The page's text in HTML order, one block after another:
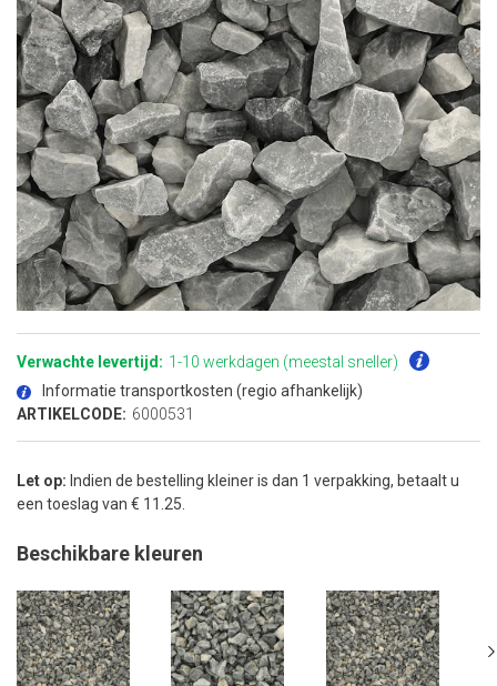
naar
begin
de
afbeeldingen-
Verwachte levertijd: 1-10 werkdagen (meestal sneller)
Informatie transportkosten (regio afhankelijk)
ARTIKELCODE: 6000531
Let op: Indien de bestelling kleiner is dan 1 verpakking, betaalt u
een toeslag van € 11.25.
Beschikbare kleuren